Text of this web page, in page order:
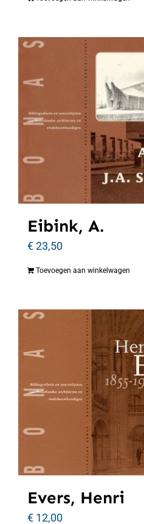
Eibink, A.
€23,50
Toevoegen aan winkelwagen
Evers, Henri
€ 12,00